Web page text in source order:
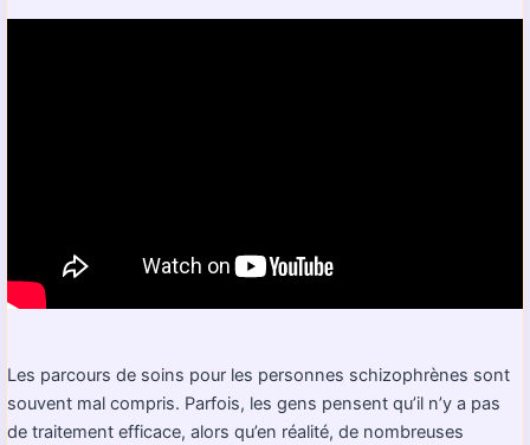
Les parcours de soins pour les personnes schizophrènes sont
souvent mal compris. Parfois, les gens pensent qu’il n’y a pas
de traitement efficace, alors qu’en réalité, de nombreuses